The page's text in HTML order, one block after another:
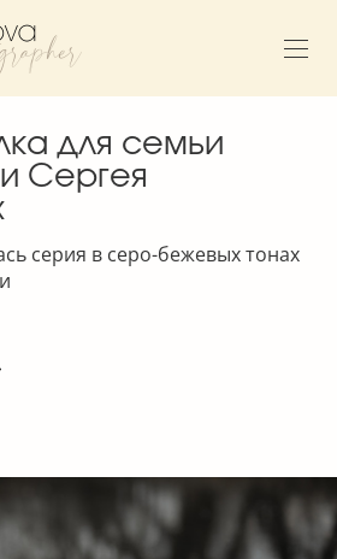
для семьи
Сергея
серия в серо-бежевых тонах